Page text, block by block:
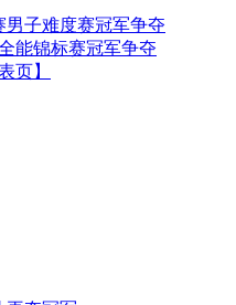
男子难度赛冠军争夺
能锦标赛冠军争夺
页】